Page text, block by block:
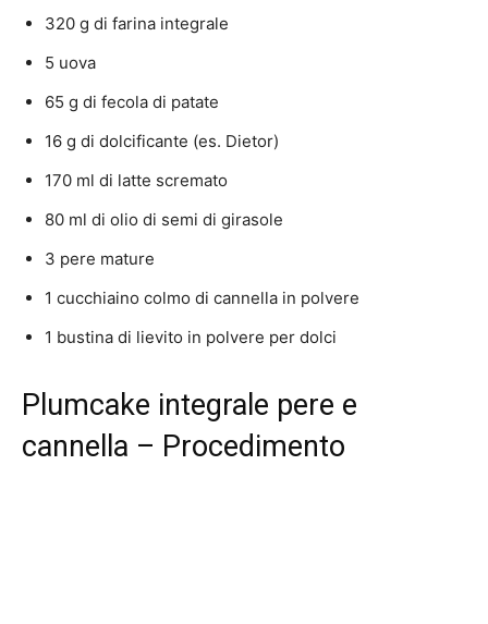
320 g di farina integrale
5 uova
65 g di fecola di patate
16 g di dolcificante (es. Dietor)
170 ml di latte scremato
80 ml di olio di semi di girasole
3 pere mature
1 cucchiaino colmo di cannella in polvere
1 bustina di lievito in polvere per dolci
Plumcake integrale pere e
cannella – Procedimento